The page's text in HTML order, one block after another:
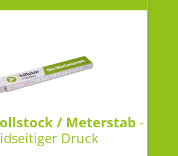
/ Meterstab -
Druck